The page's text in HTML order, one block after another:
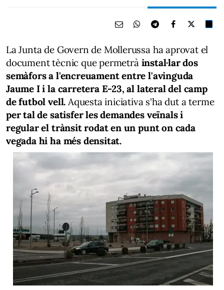
La Junta de Govern de Mollerussa ha aprovat el
document tècnic que permetrà instal·lar dos
semàfors a l'encreuament entre l'avinguda
Jaume I i la carretera E-23, al lateral del camp
de futbol vell. Aquesta iniciativa s'ha dut a terme
per tal de satisfer les demandes veïnals i
regular el trànsit rodat en un punt on cada
vegada hi ha més densitat.